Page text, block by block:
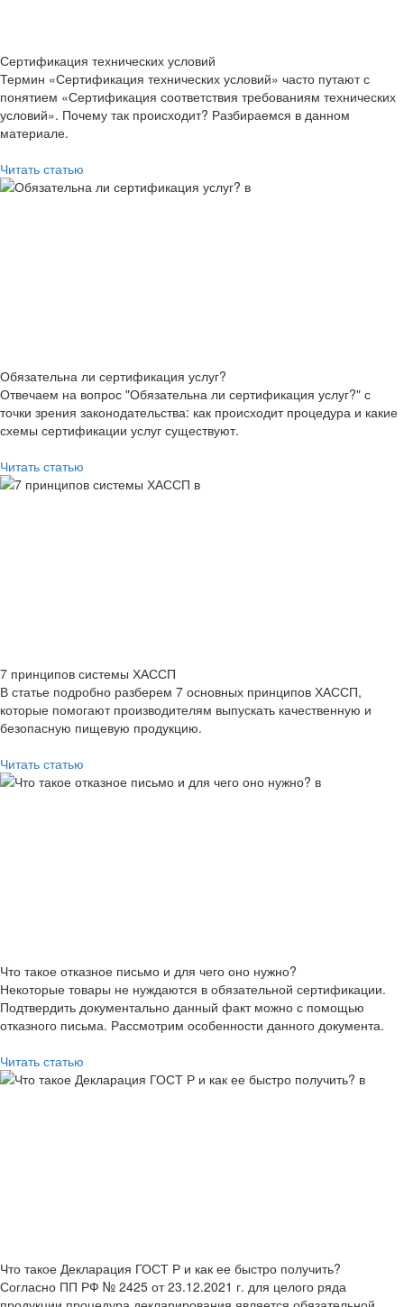
Сертификация технических условий
Термин «Сертификация технических условий» часто путают с
понятием «Сертификация соответствия требованиям технических
условий». Почему так происходит? Разбираемся в данном
материале.
Читать статью
Обязательна ли сертификация услуг?
Отвечаем на вопрос "Обязательна ли сертификация услуг?" с
точки зрения законодательства: как происходит процедура и какие
схемы сертификации услуг существуют.
Читать статью
7 принципов системы ХАССП
В статье подробно разберем 7 основных принципов ХАССП,
которые помогают производителям выпускать качественную и
безопасную пищевую продукцию.
Читать статью
Что такое отказное письмо и для чего оно нужно?
Некоторые товары не нуждаются в обязательной сертификации.
Подтвердить документально данный факт можно с помощью
отказного письма. Рассмотрим особенности данного документа.
Читать статью
Что такое Декларация ГОСТ Р и как ее быстро получить?
Согласно ПП РФ № 2425 от 23.12.2021 г. для целого ряда